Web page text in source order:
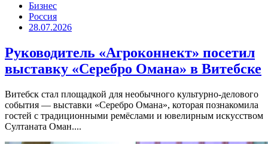
Бизнес
Россия
28.07.2026
Руководитель «Агроконнект» посетил
выставку «Серебро Омана» в Витебске
Витебск стал площадкой для необычного культурно-делового
события — выставки «Серебро Омана», которая познакомила
гостей с традиционными ремёслами и ювелирным искусством
Султаната Оман....